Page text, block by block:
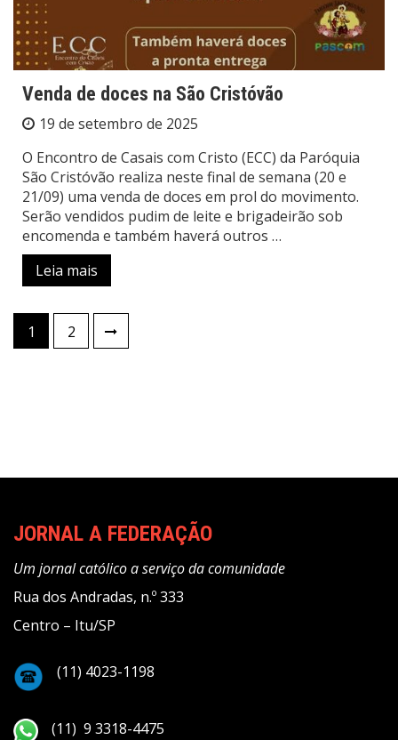
Venda de doces na São Cristóvão
19 de setembro de 2025
O Encontro de Casais com Cristo (ECC) da Paróquia
São Cristóvão realiza neste final de semana (20 e
21/09) uma venda de doces em prol do movimento.
Serão vendidos pudim de leite e brigadeirão sob
encomenda e também haverá outros …
Leia mais
Paginação
de
1 2
JORNAL A FEDERAÇÃO
Um jornal católico a serviço da comunidade
Rua dos Andradas, n.º 333
Centro – Itu/SP
(11) 4023-1198
(11) 9 3318-4475